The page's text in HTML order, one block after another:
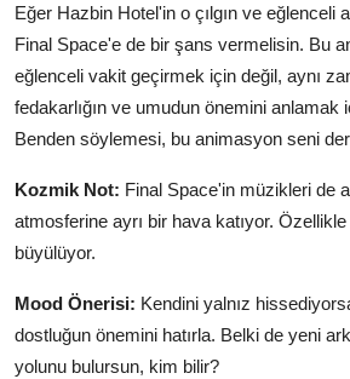
Eğer Hazbin Hotel'in o çılgın ve eğlenceli
Final Space'e de bir şans vermelisin. Bu
eğlenceli vakit geçirmek için değil, aynı
fedakarlığın ve umudun önemini anlamak
Benden söylemesi, bu animasyon seni
Kozmik Not: Final Space'in müzikleri de
atmosferine ayrı bir hava katıyor.
büyülüyor.
Mood Önerisi: Kendini yalnız
dostluğun önemini hatırla. Belki de yeni
yolunu bulursun, kim bilir?